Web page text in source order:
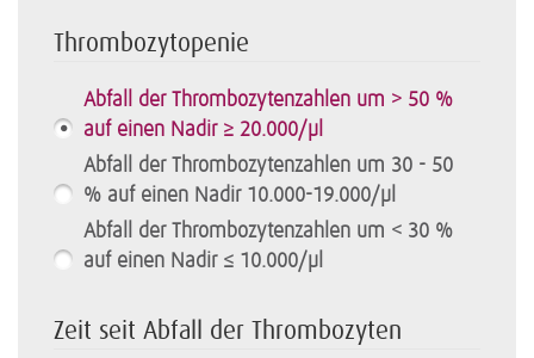
Thrombozytopenie
Abfall der Thrombozytenzahlen um > 50 %
auf einen Nadir ≥ 20.000/µl
Abfall der Thrombozytenzahlen um 30 - 50
% auf einen Nadir 10.000-19.000/µl
Abfall der Thrombozytenzahlen um < 30 %
auf einen Nadir ≤ 10.000/µl
Zeit seit Abfall der Thrombozyten